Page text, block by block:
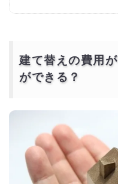
えるには？
相見積もりとは？
一括見積もり無料サービスで
建て替えの費用
ができる？